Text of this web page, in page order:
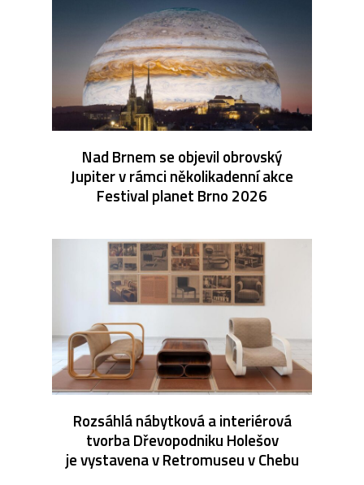
Nad Brnem se objevil obrovský
Jupiter v rámci několikadenní akce
Festival planet Brno 2026
Rozsáhlá nábytková a interiérová
tvorba Dřevopodniku Holešov
je vystavena v Retromuseu v Chebu